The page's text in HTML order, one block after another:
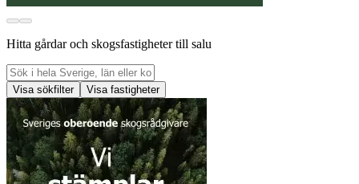
Hitta gårdar och skogsfastigheter till salu
Visa sökfilter Visa fastigheter